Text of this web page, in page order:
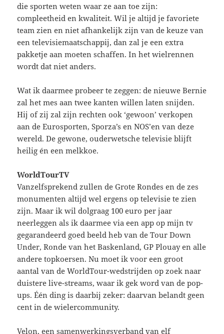
die sporten weten waar ze aan toe zijn:
compleetheid en kwaliteit. Wil je altijd je favoriete
team zien en niet afhankelijk zijn van de keuze van
een televisiemaatschappij, dan zal je een extra
pakketje aan moeten schaffen. In het wielrennen
wordt dat niet anders.
Wat ik daarmee probeer te zeggen: de nieuwe Bernie
zal het mes aan twee kanten willen laten snijden.
Hij of zij zal zijn rechten ook ‘gewoon’ verkopen
aan de Eurosporten, Sporza’s en NOS’en van deze
wereld. De gewone, ouderwetsche televisie blijft
heilig én een melkkoe.
WorldTourTV
Vanzelfsprekend zullen de Grote Rondes en de zes
monumenten altijd wel ergens op televisie te zien
zijn. Maar ik wil dolgraag 100 euro per jaar
neerleggen als ik daarmee via een app op mijn tv
gegarandeerd goed beeld heb van de Tour Down
Under, Ronde van het Baskenland, GP Plouay en alle
andere topkoersen. Nu moet ik voor een groot
aantal van de WorldTour-wedstrijden op zoek naar
duistere live-streams, waar ik gek word van de pop-
ups. Één ding is daarbij zeker: daarvan belandt geen
cent in de wielercommunity.
Velon, een samenwerkingsverband van elf